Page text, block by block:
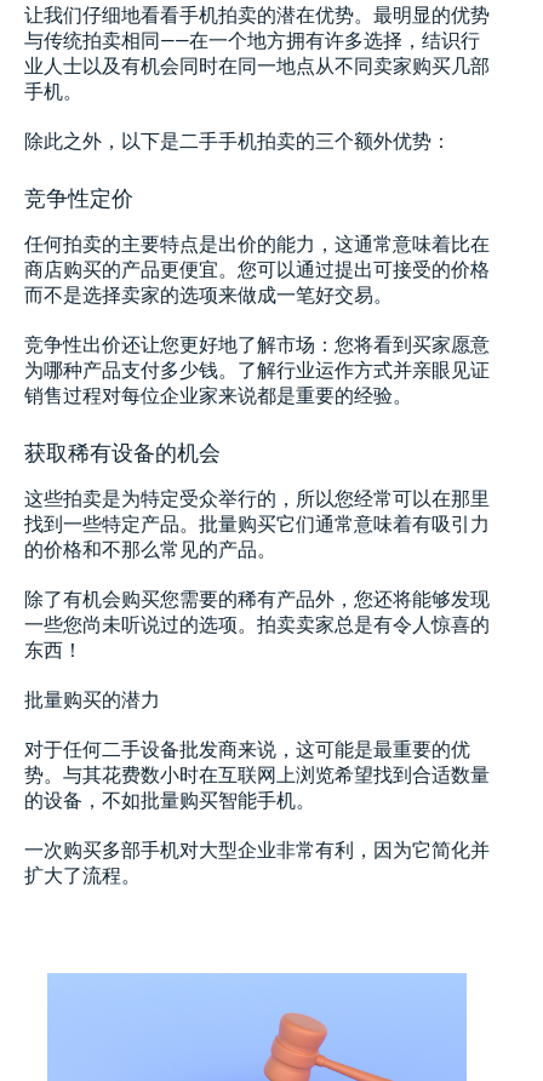
让我们仔细地看看手机拍卖的潜在优势。最明显的优势
与传统拍卖相同——在一个地方拥有许多选择，结识行
业人士以及有机会同时在同一地点从不同卖家购买几部
手机。
除此之外，以下是二手手机拍卖的三个额外优势：
竞争性定价
任何拍卖的主要特点是出价的能力，这通常意味着比在
商店购买的产品更便宜。您可以通过提出可接受的价格
而不是选择卖家的选项来做成一笔好交易。
竞争性出价还让您更好地了解市场：您将看到买家愿意
为哪种产品支付多少钱。了解行业运作方式并亲眼见证
销售过程对每位企业家来说都是重要的经验。
获取稀有设备的机会
这些拍卖是为特定受众举行的，所以您经常可以在那里
找到一些特定产品。批量购买它们通常意味着有吸引力
的价格和不那么常见的产品。
除了有机会购买您需要的稀有产品外，您还将能够发现
一些您尚未听说过的选项。拍卖卖家总是有令人惊喜的
东西！
批量购买的潜力
对于任何二手设备批发商来说，这可能是最重要的优
势。与其花费数小时在互联网上浏览希望找到合适数量
的设备，不如批量购买智能手机。
一次购买多部手机对大型企业非常有利，因为它简化并
扩大了流程。